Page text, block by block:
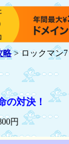
略> ロックマン7
の対決！
円